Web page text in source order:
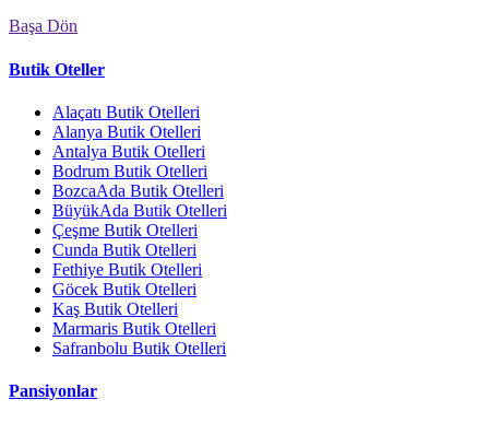
Başa Dön
Butik Oteller
Alaçatı Butik Otelleri
Alanya Butik Otelleri
Antalya Butik Otelleri
Bodrum Butik Otelleri
BozcaAda Butik Otelleri
BüyükAda Butik Otelleri
Çeşme Butik Otelleri
Cunda Butik Otelleri
Fethiye Butik Otelleri
Göcek Butik Otelleri
Kaş Butik Otelleri
Marmaris Butik Otelleri
Safranbolu Butik Otelleri
Pansiyonlar